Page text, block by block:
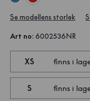
Se modellens storlek
Art no: 6002536NR
XS finns i
S finns i